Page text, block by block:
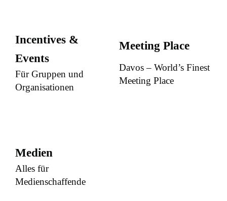
Incentives &
Events
Für Gruppen und
Organisationen
Meeting Place
Davos – World’s Finest
Meeting Place
Medien
Alles für
Medienschaffende